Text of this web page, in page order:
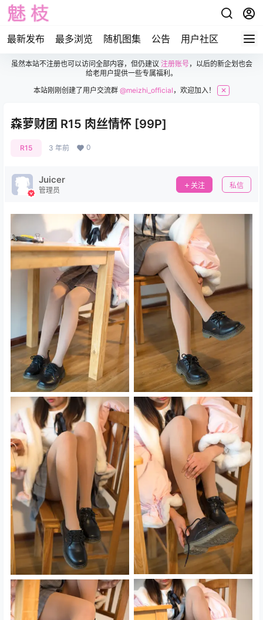
最新发布 最多浏览 随机图集 公告 用户社区
虽然本站不注册也可以访问全部内容，但仍建议 注册账号，以后的新企划也会
给老用户提供一些专属福利。
本站刚刚创建了用户交流群@meizhi_official ，欢迎加入！ ✕
森萝财团 R15 肉丝情怀 [99P]
R15 3 年前 0
Juicer
管理员
关注 私信